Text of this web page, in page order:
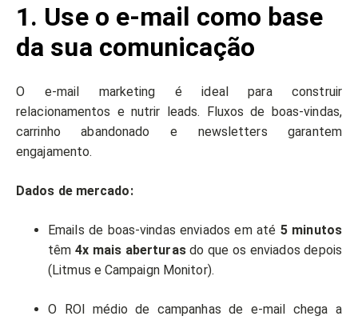
1. Use o e-mail como base
da sua comunicação
O e-mail marketing é ideal para construir
relacionamentos e nutrir leads. Fluxos de boas-vindas,
carrinho abandonado e newsletters garantem
engajamento.
Dados de mercado:
Emails de boas-vindas enviados em até 5 minutos
têm 4x mais aberturasdo que os enviados depois
(Litmus e Campaign Monitor).
O ROI médio de campanhas de e-mail chega a